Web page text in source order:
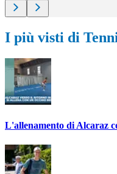
I più visti di
L'allenamento di Alcaraz